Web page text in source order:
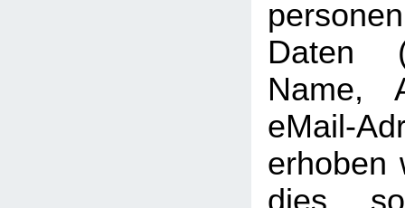
Daten
Name,
eMail-
erhoben
dies,